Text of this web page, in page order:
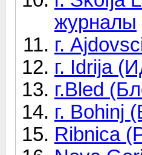
журналы
г.
г. Idrija
г.Bled
г. Bohinj
Ribnica